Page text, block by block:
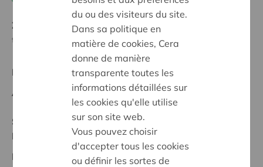
Ziel:
Des quartiers chaleureux et bienveillants pour
tous
Regionales Projekt
Anfangsdatum:11/02/2026
Stand :
In treatment
Noorderkempen
Datum:
11/02/2026
du ou des visiteurs du site.
Dans sa politique en
matière de cookies, Cera
donne de manière
transparente toutes les
informations détaillées sur
les cookies qu'elle utilise
sur son site web.
Vous pouvez choisir
d'accepter tous les cookies
ou définir les sortes de